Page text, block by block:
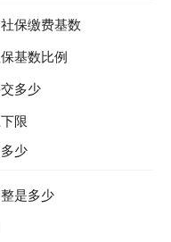
保缴费基数
基数比例
多少
限
少
是多少